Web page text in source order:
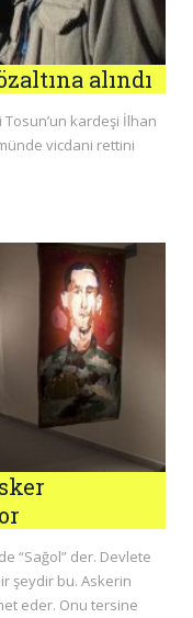
alındı
Tosun’un kardeşi İlhan
vicdani rettini
“Sağol” der. Devlete
şeydir bu. Askerin
eder. Onu tersine